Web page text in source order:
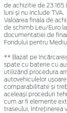
de achizitie de 23.165
luni și nu include TVA.
Valoarea finala de
de schimb Leu/Euro
documentatiei de
Fondului pentru
** Bazat pe
spate cu baterie cu
utilizând procedura
autovehiculelor
comparabilitate și
aceleași proceduri
cum ar fi elemente
traseului, întreținerea